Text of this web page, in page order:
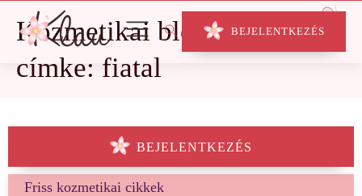
BEJELENTKEZÉS
Kozmetikai blog
címke: fiatal
Friss kozmetikai cikkek
BEJELENTKEZÉS